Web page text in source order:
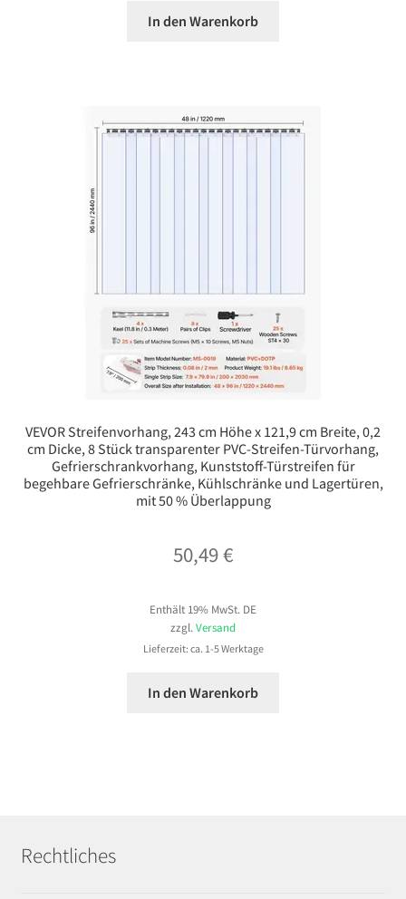
In den Warenkorb
VEVOR Streifenvorhang, 243 cm Höhe x 121,9 cm Breite, 0,2
cm Dicke, 8 Stück transparenter PVC-Streifen-Türvorhang,
Gefrierschrankvorhang, Kunststoff-Türstreifen für
begehbare Gefrierschränke, Kühlschränke und Lagertüren,
mit 50 % Überlappung
50,49€
Enthält 19% MwSt. DE
zzgl. Versand
Lieferzeit: ca. 1-5 Werktage
In den Warenkorb
Rechtliches